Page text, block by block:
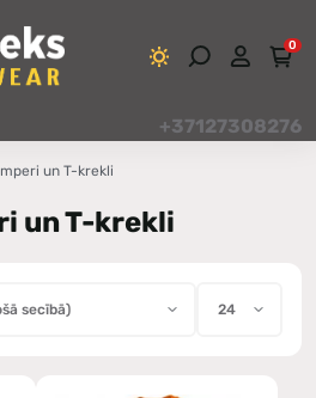
0
+37127308276
un T-krekli
un T-krekli